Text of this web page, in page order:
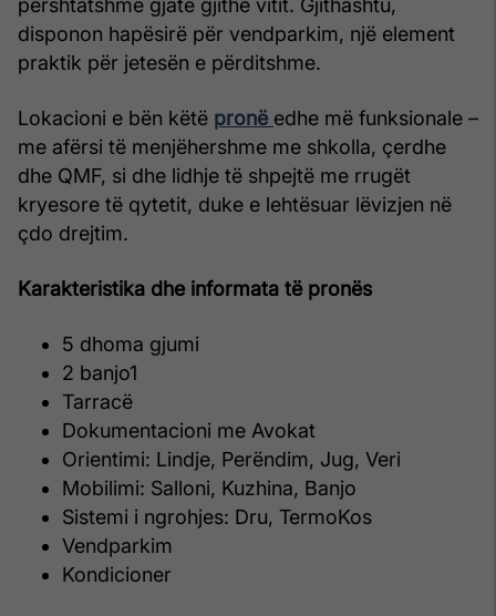
përshtatshme gjatë gjithë vitit. Gjithashtu,
disponon hapësirë për vendparkim, një element
praktik për jetesën e përditshme.
Lokacioni e bën këtë pronë edhe më funksionale –
me afërsi të menjëhershme me shkolla, çerdhe
dhe QMF, si dhe lidhje të shpejtë me rrugët
kryesore të qytetit, duke e lehtësuar lëvizjen në
çdo drejtim.
Karakteristika dhe informata të pronës
5 dhoma gjumi
2 banjo1
Tarracë
Dokumentacioni me Avokat
Orientimi: Lindje, Perëndim, Jug, Veri
Mobilimi: Salloni, Kuzhina, Banjo
Sistemi i ngrohjes: Dru, TermoKos
Vendparkim
Kondicioner